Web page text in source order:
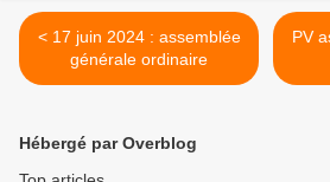
< 17 juin 2024 : assemblée
générale ordinaire
PV
Hébergé par Overblog